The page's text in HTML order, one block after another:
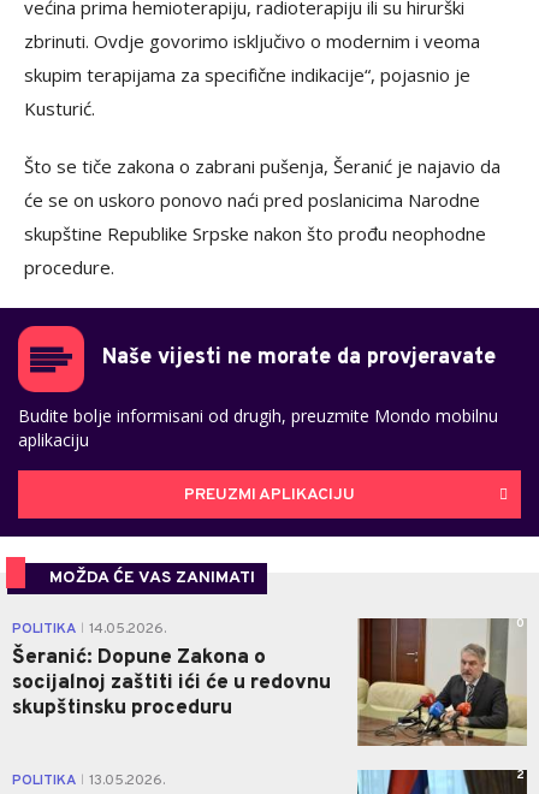
većina prima hemioterapiju, radioterapiju ili su hirurški
zbrinuti. Ovdje govorimo isključivo o modernim i veoma
skupim terapijama za specifične indikacije“, pojasnio je
Kusturić.
Što se tiče zakona o zabrani pušenja, Šeranić je najavio da
će se on uskoro ponovo naći pred poslanicima Narodne
skupštine Republike Srpske nakon što prođu neophodne
procedure.
Naše vijesti ne morate da provjeravate
Budite bolje informisani od drugih, preuzmite Mondo mobilnu
aplikaciju
PREUZMI APLIKACIJU
MOŽDA ĆE VAS ZANIMATI
POLITIKA 14.05.2026.
Šeranić: Dopune Zakona o
socijalnoj zaštiti ići će u redovnu
skupštinsku proceduru
0
POLITIKA 13.05.2026. 2